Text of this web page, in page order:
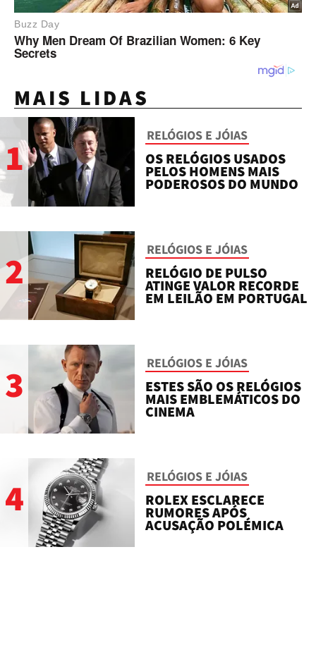
MAIS LIDAS
1 RELÓGIOS E JÓIAS
OS RELÓGIOS USADOS
PELOS HOMENS MAIS
PODEROSOS DO MUNDO
2 RELÓGIOS E JÓIAS
RELÓGIO DE PULSO
ATINGE VALOR RECORDE
EM LEILÃO EM PORTUGAL
3 RELÓGIOS E JÓIAS
ESTES SÃO OS RELÓGIOS
MAIS EMBLEMÁTICOS DO
CINEMA
4 RELÓGIOS E JÓIAS
ROLEX ESCLARECE
RUMORES APÓS
ACUSAÇÃO POLÉMICA